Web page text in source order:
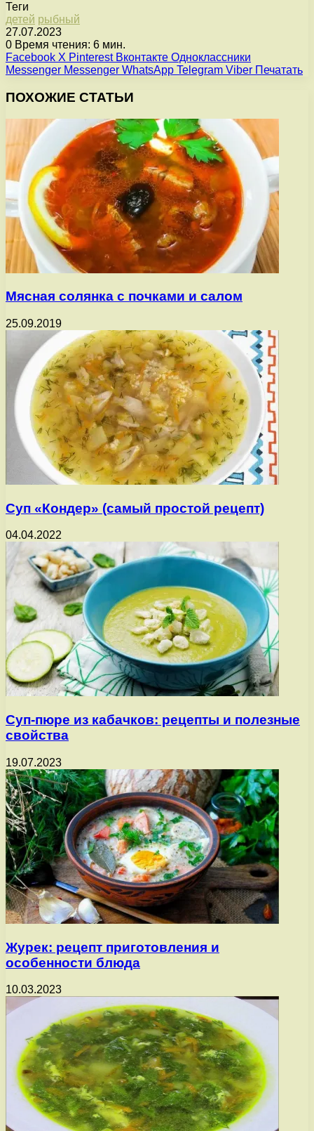
Теги
детей рыбный
27.07.2023
0 Время чтения: 6 мин.
Facebook X Pinterest Вконтакте Одноклассники
Messenger Messenger WhatsApp Telegram Viber Печатать
ПОХОЖИЕ СТАТЬИ
Мясная солянка с почками и салом
25.09.2019
Суп «Кондер» (самый простой рецепт)
04.04.2022
Суп-пюре из кабачков: рецепты и полезные
свойства
19.07.2023
Журек: рецепт приготовления и
особенности блюда
10.03.2023